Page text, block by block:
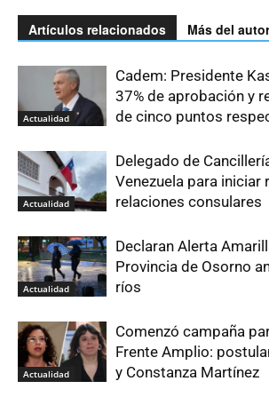
Artículos relacionados Más del autor
Actualidad
Cadem: Presidente
37% de aprobación y
de cinco puntos
Actualidad
Delegado de
Venezuela para iniciar
relaciones consulares
Actualidad
Declaran Alerta
Provincia de Osorno
ríos
Actualidad
Comenzó campaña
Frente Amplio:
y Constanza Martínez